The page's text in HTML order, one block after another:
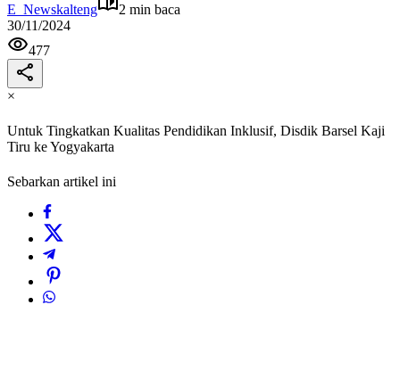
E_Newskalteng
2 min baca
30/11/2024
477
×
Untuk Tingkatkan Kualitas Pendidikan Inklusif, Disdik Barsel Kaji
Tiru ke Yogyakarta
Sebarkan artikel ini